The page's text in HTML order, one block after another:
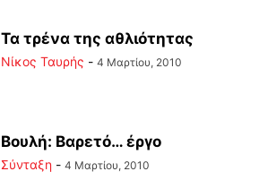
Τα τρένα της αθλιότητας
Νίκος Ταυρής - 4 Μαρτίου, 2010
Βουλή: Βαρετό… έργο
Σύνταξη - 4 Μαρτίου, 2010